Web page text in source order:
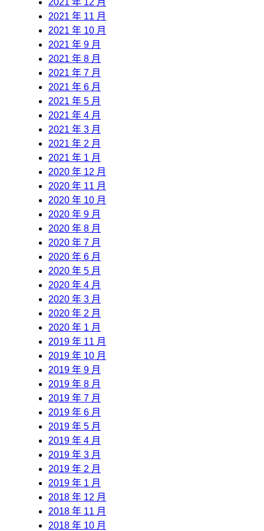
2021 年 11 月
2021 年 10 月
2021 年 9 月
2021 年 8 月
2021 年 7 月
2021 年 6 月
2021 年 5 月
2021 年 4 月
2021 年 3 月
2021 年 2 月
2021 年 1 月
2020 年 12 月
2020 年 11 月
2020 年 10 月
2020 年 9 月
2020 年 8 月
2020 年 7 月
2020 年 6 月
2020 年 5 月
2020 年 4 月
2020 年 3 月
2020 年 2 月
2020 年 1 月
2019 年 11 月
2019 年 10 月
2019 年 9 月
2019 年 8 月
2019 年 7 月
2019 年 6 月
2019 年 5 月
2019 年 4 月
2019 年 3 月
2019 年 2 月
2019 年 1 月
2018 年 12 月
2018 年 11 月
2018 年 10 月